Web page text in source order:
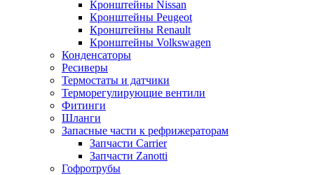
Кронштейны Nissan
Кронштейны Peugeot
Кронштейны Renault
Кронштейны Volkswagen
Конденсаторы
Ресиверы
Термостаты и датчики
Терморегулирующие вентили
Фитинги
Шланги
Запасные части к рефрижераторам
Запчасти Carrier
Запчасти Zanotti
Гофротрубы